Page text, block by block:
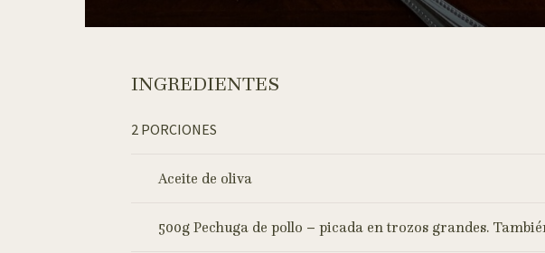
INGREDIENTES
2 PORCIONES
Aceite de oliva
500g Pechuga de pollo – picada en trozos grandes.